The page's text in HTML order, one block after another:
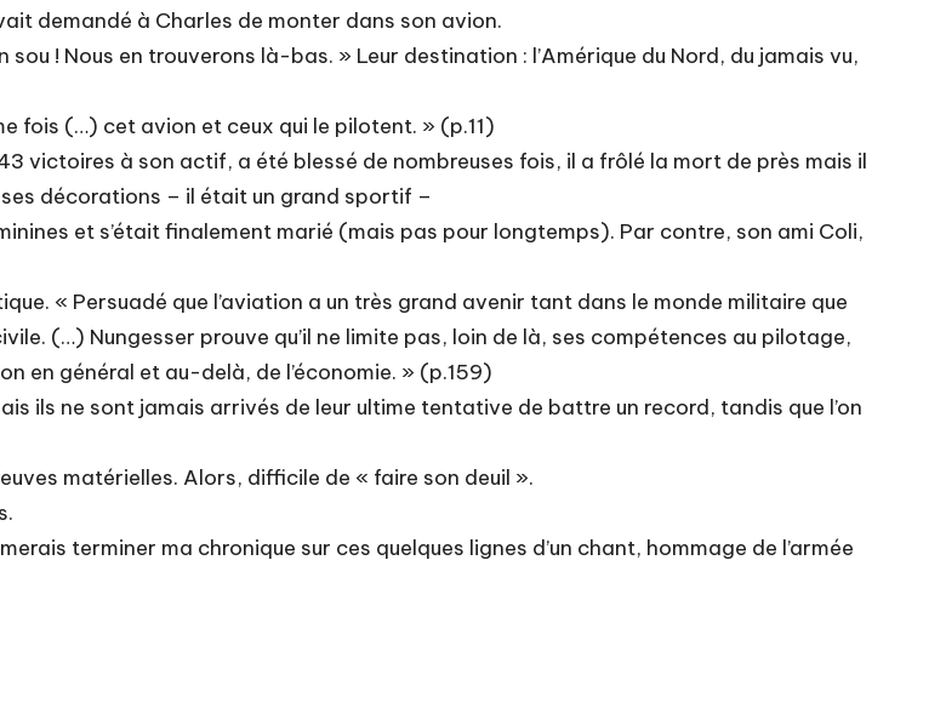
demandé à Charles de monter dans son avion.
! Nous en trouverons là-bas. » Leur destination : l’Amérique du Nord, du jamais vu,
fois (…) cet avion et ceux qui le pilotent. » (p.11)
victoires à son actif, a été blessé de nombreuses fois, il a frôlé la mort de près mais il
décorations – il était un grand sportif –
et s’était finalement marié (mais pas pour longtemps). Par contre, son ami Coli,
« Persuadé que l’aviation a un très grand avenir tant dans le monde militaire que
(…) Nungesser prouve qu’il ne limite pas, loin de là, ses compétences au pilotage,
en général et au-delà, de l’économie. » (p.159)
ils ne sont jamais arrivés de leur ultime tentative de battre un record, tandis que l’on
matérielles. Alors, difficile de « faire son deuil ».
terminer ma chronique sur ces quelques lignes d’un chant, hommage de l’armée